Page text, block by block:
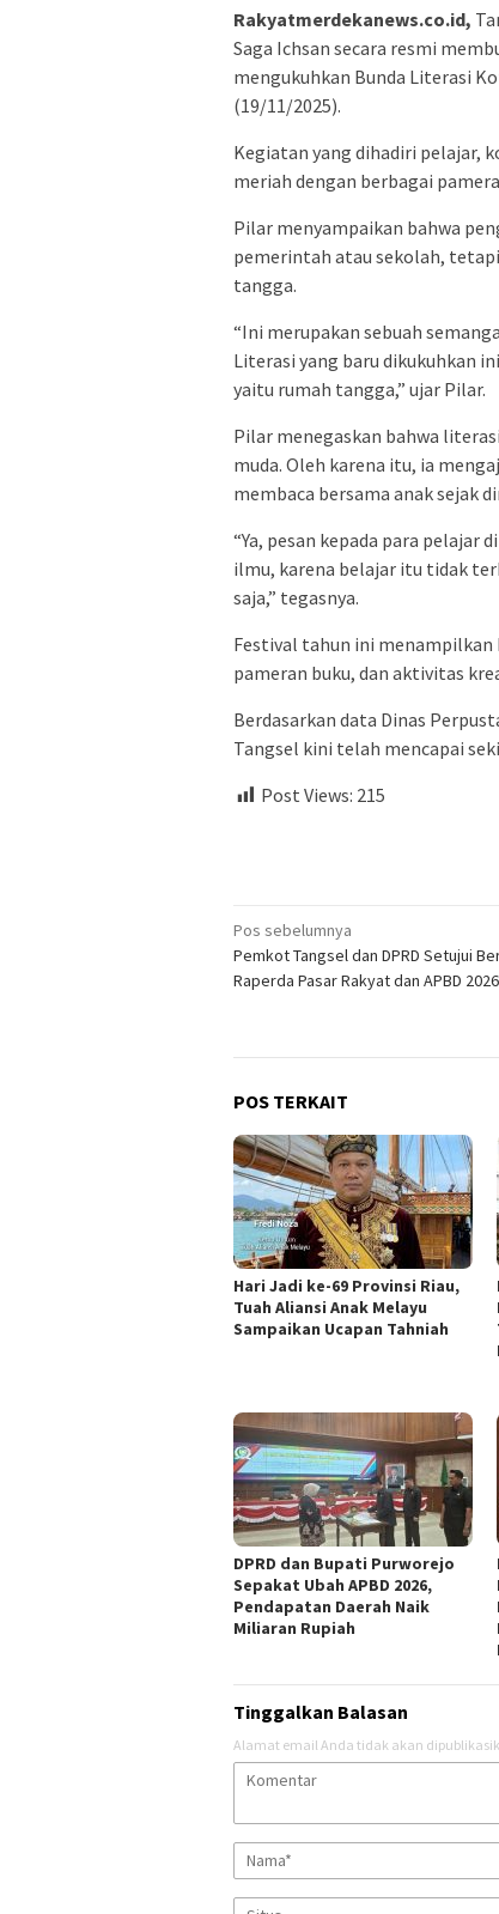
Rakyatmerdekanews.co.id,
Saga Ichsan secara resmi
mengukuhkan Bunda Literasi
(19/11/2025).
Kegiatan yang dihadiri pelajar,
meriah dengan berbagai
Pilar menyampaikan bahwa
pemerintah atau sekolah,
tangga.
“Ini merupakan sebuah
Literasi yang baru dikukuhkan
yaitu rumah tangga,” ujar Pilar.
Pilar menegaskan bahwa
muda. Oleh karena itu, ia
membaca bersama anak sejak
“Ya, pesan kepada para pelajar
ilmu, karena belajar itu tidak
saja,” tegasnya.
Festival tahun ini menampilkan
pameran buku, dan aktivitas
Berdasarkan data Dinas
Tangsel kini telah mencapai
Post Views: 215
Navigasi
pos
Pos sebelumnya
Pemkot Tangsel dan DPRD Setujui
Raperda Pasar Rakyat dan APBD
POS TERKAIT
Hari Jadi ke-69 Provinsi Riau,
Tuah Aliansi Anak Melayu
Sampaikan Ucapan Tahniah
DPRD dan Bupati Purworejo
Sepakat Ubah APBD 2026,
Pendapatan Daerah Naik
Miliaran Rupiah ‎
Tinggalkan Balasan
Alamat email Anda tidak akan